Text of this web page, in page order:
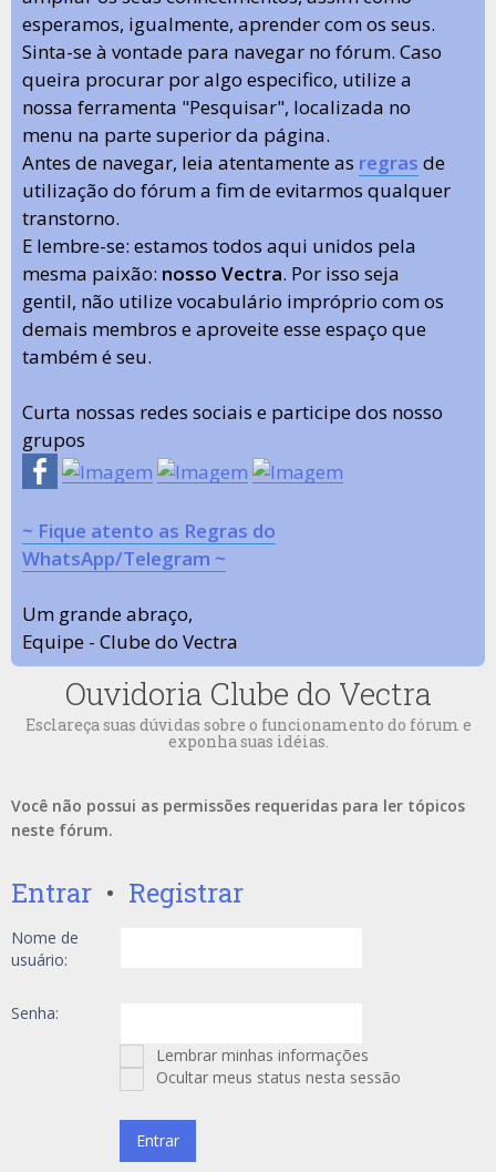
esperamos, igualmente, aprender com os seus.
Sinta-se à vontade para navegar no fórum. Caso
queira procurar por algo especifico, utilize a
nossa ferramenta "Pesquisar", localizada no
menu na parte superior da página.
Antes de navegar, leia atentamente as regras de
utilização do fórum a fim de evitarmos qualquer
transtorno.
E lembre-se: estamos todos aqui unidos pela
mesma paixão: nosso Vectra. Por isso seja
gentil, não utilize vocabulário impróprio com os
demais membros e aproveite esse espaço que
também é seu.
Curta nossas redes sociais e participe dos nosso
grupos
~ Fique atento as Regras do
WhatsApp/Telegram ~
Um grande abraço,
Equipe - Clube do Vectra
Ouvidoria Clube do Vectra
Esclareça suas dúvidas sobre o funcionamento do fórum e
exponha suas idéias.
Você não possui as permissões requeridas para ler tópicos
neste fórum.
Entrar • Registrar
Nome de
usuário:
Senha:
Lembrar minhas informações
Ocultar meus status nesta sessão